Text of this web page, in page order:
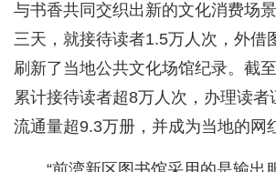
与书香共同交织出新的文化消费场
三天，就接待读者1.5万人次，外借
刷新了当地公共文化场馆纪录。截
累计接待读者超8万人次，办理读者
流通量超9.3万册，并成为当地的网红